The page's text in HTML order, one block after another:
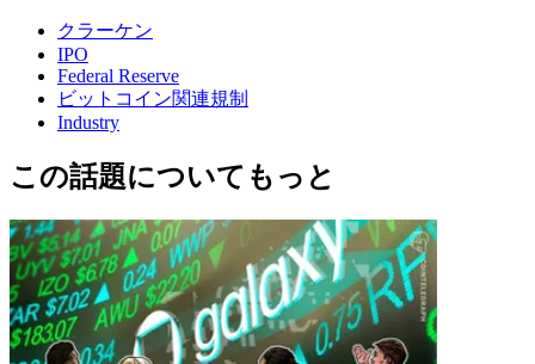
クラーケン
IPO
Federal Reserve
ビットコイン関連規制
Industry
この話題についてもっと